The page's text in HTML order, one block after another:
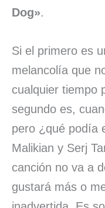
Dog».
Si el primero es
melancolía que
cualquier tiempo
segundo es,
pero ¿qué podía
Malikian y Serj
canción no va a
gustará más o